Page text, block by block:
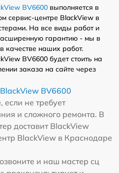
BV6600 выполняется в
сервис-центре BlackView в
На все виды работ и
гарантию - мы в
качестве наших работ.
BV6600 будет стоить на
заказа на сайте через
BV6600
если не требует
и сложного ремонта. В
доставит BlackView
BlackView в Краснодаре
и наш мастер сц